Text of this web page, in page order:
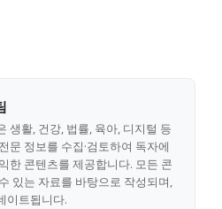
생활, 건강, 법률, 육아, 디지털 등
문 정보를 수집·검토하여 독자에
한 콘텐츠를 제공합니다. 모든 콘
있는 자료를 바탕으로 작성되며,
이트됩니다.